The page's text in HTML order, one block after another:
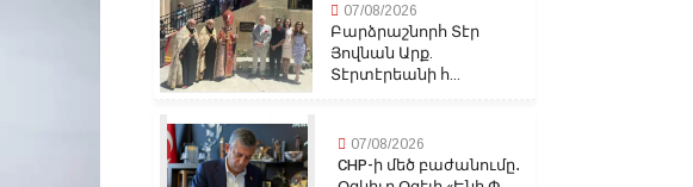
07/08/2026
Բարձրաշնորհ Տէր
Յովնան Արք.
Տէրտէրեանի հ...
07/08/2026
CHP-ի մեծ բաժանումը․